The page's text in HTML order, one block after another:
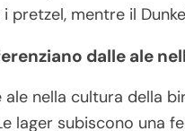
mentre il
dalle ale
ale nella cultura della
lager subiscono una